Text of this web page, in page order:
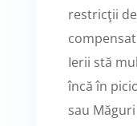
restricţii
Ierii stă
încă în
sau